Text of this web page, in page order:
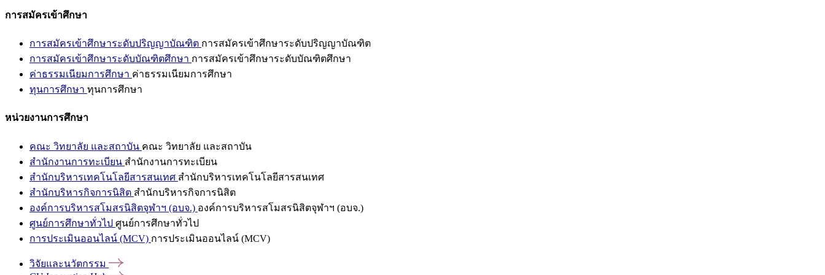
การสมัครเข้าศึกษา
การสมัครเข้าศึกษาระดับปริญญาบัณฑิต การสมัครเข้าศึกษาระดับปริญญาบัณฑิต
การสมัครเข้าศึกษาระดับบัณฑิตศึกษา การสมัครเข้าศึกษาระดับบัณฑิตศึกษา
ค่าธรรมเนียมการศึกษา ค่าธรรมเนียมการศึกษา
ทุนการศึกษา ทุนการศึกษา
หน่วยงานการศึกษา
คณะ วิทยาลัย และสถาบัน คณะ วิทยาลัย และสถาบัน
สำนักงานการทะเบียน สำนักงานการทะเบียน
สำนักบริหารเทคโนโลยีสารสนเทศ สำนักบริหารเทคโนโลยีสารสนเทศ
สำนักบริหารกิจการนิสิต สำนักบริหารกิจการนิสิต
องค์การบริหารสโมสรนิสิตจุฬาฯ (อบจ.) องค์การบริหารสโมสรนิสิตจุฬาฯ (อบจ.)
ศูนย์การศึกษาทั่วไป ศูนย์การศึกษาทั่วไป
การประเมินออนไลน์ (MCV) การประเมินออนไลน์ (MCV)
วิจัยและนวัตกรรม